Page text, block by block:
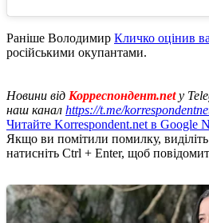
Раніше Володимир Кличко оцінив
російськими окупантами.
Новини від Корреспондент.netу
наш канал https://t.me/
Читайте Korrespondent.net в Google
Якщо ви помітили помилку, виділіть
натисніть Ctrl + Enter, щоб